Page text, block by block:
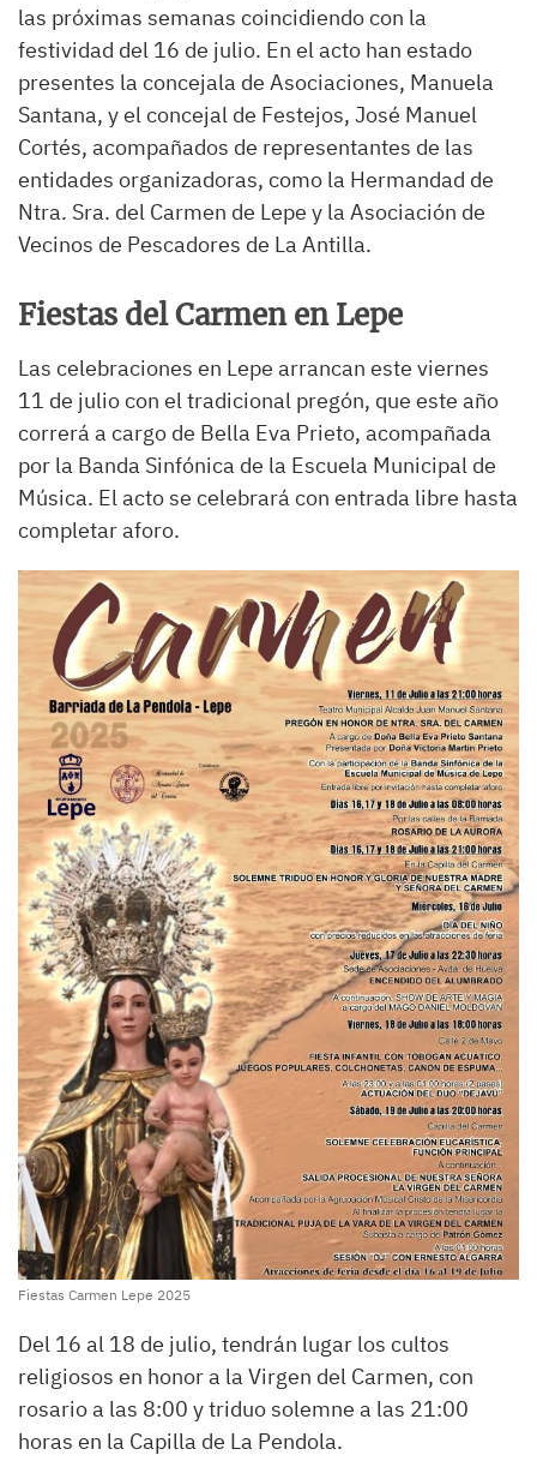
las próximas semanas coincidiendo con la
festividad del 16 de julio. En el acto han estado
presentes la concejala de Asociaciones, Manuela
Santana, y el concejal de Festejos, José Manuel
Cortés, acompañados de representantes de las
entidades organizadoras, como la Hermandad de
Ntra. Sra. del Carmen de Lepe y la Asociación de
Vecinos de Pescadores de La Antilla.
Fiestas del Carmen en Lepe
Las celebraciones en Lepe arrancan este viernes
11 de julio con el tradicional pregón, que este año
correrá a cargo de Bella Eva Prieto, acompañada
por la Banda Sinfónica de la Escuela Municipal de
Música. El acto se celebrará con entrada libre hasta
completar aforo.
Fiestas Carmen Lepe 2025
Del 16 al 18 de julio, tendrán lugar los cultos
religiosos en honor a la Virgen del Carmen, con
rosario a las 8:00 y triduo solemne a las 21:00
horas en la Capilla de La Pendola.